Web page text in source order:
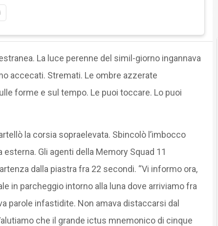
La luce perenne del simil-giorno ingannava
accecati. Stremati. Le ombre azzerate
forme e sul tempo. Le puoi toccare. Lo puoi
la corsia sopraelevata. Sbincolò l’imbocco
Gli agenti della Memory Squad 11
dalla piastra fra 22 secondi. “Vi informo ora,
in parcheggio intorno alla luna dove arriviamo fra
parole infastidite. Non amava distaccarsi dal
che il grande ictus mnemonico di cinque